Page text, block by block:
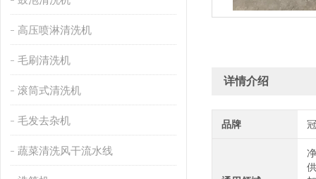
高压喷淋清洗机
毛刷清洗机
滚筒式清洗机
毛发去杂机
蔬菜清洗风干流水线
详情介绍
品牌